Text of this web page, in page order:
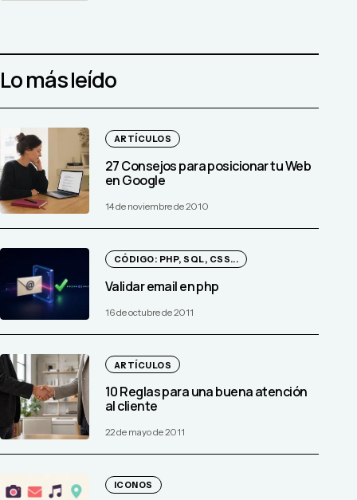
Lo más leído
ARTÍCULOS
27 Consejos para posicionar tu Web
en Google
14 de noviembre de 2010
CÓDIGO: PHP, SQL, CSS...
Validar email en php
16 de octubre de 2011
ARTÍCULOS
10 Reglas para una buena atención
al cliente
22 de mayo de 2011
ICONOS